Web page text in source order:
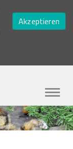
Akzeptieren
ein-/